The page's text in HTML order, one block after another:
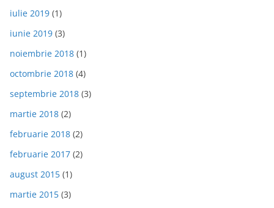
iulie 2019 (1)
iunie 2019 (3)
noiembrie 2018 (1)
octombrie 2018 (4)
septembrie 2018 (3)
martie 2018 (2)
februarie 2018 (2)
februarie 2017 (2)
august 2015 (1)
martie 2015 (3)